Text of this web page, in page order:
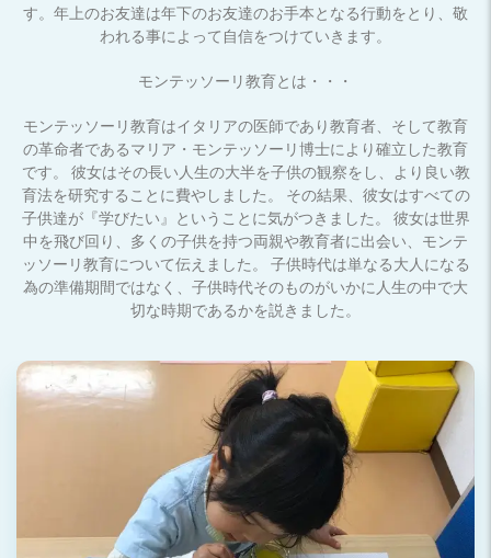
す。年上のお友達は年下のお友達のお手本となる行動をとり、敬
われる事によって自信をつけていきます。
モンテッソーリ教育とは・・・
モンテッソーリ教育はイタリアの医師であり教育者、そして教育
の革命者であるマリア・モンテッソーリ博士により確立した教育
です。 彼女はその長い人生の大半を子供の観察をし、より良い教
育法を研究することに費やしました。 その結果、彼女はすべての
子供達が『学びたい』ということに気がつきました。 彼女は世界
中を飛び回り、多くの子供を持つ両親や教育者に出会い、モンテ
ッソーリ教育について伝えました。 子供時代は単なる大人になる
為の準備期間ではなく、子供時代そのものがいかに人生の中で大
切な時期であるかを説きました。